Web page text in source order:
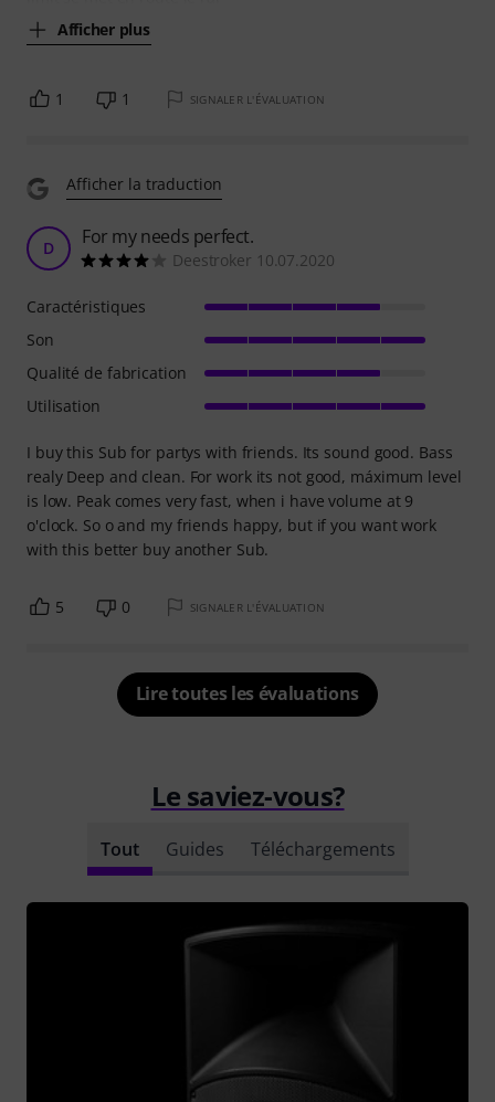
Afficher plus
1 1 SIGNALER L'ÉVALUATION
Afficher la traduction
D For my needs perfect.
Deestroker 10.07.2020
I buy this Sub for partys with friends. Its sound good. Bass
realy Deep and clean. For work its not good, máximum level
is low. Peak comes very fast, when i have volume at 9
o'clock. So o and my friends happy, but if you want work
with this better buy another Sub.
Caractéristiques
Son
Qualité de fabrication
Utilisation
5 0 SIGNALER L'ÉVALUATION
Lire toutes les évaluations
Le saviez-vous?
Tout Guides Téléchargements